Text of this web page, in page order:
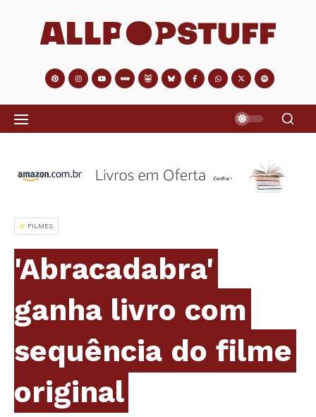
FILMES
'Abracadabra'
ganha livro com
sequência do filme
original